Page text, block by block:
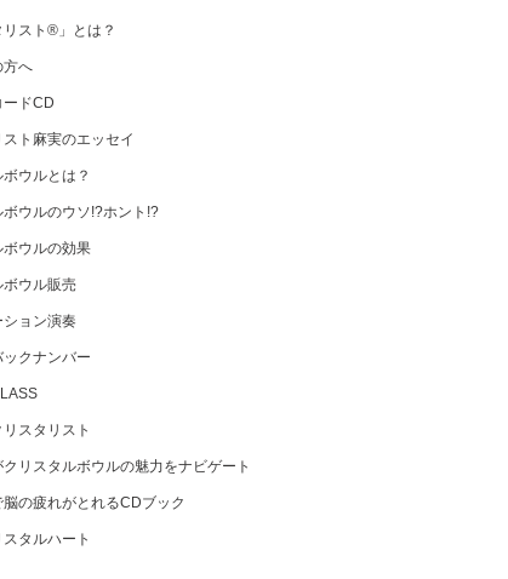
リスト®」とは？
方へ
ードCD
ト麻実のエッセイ
ウルとは？
ボウルのウソ!?ホント!?
ボウルの効果
ボウル販売
ション演奏
ックナンバー
スタリスト
リスタルボウルの魅力をナビゲート
脳の疲れがとれるCDブック
タルハート